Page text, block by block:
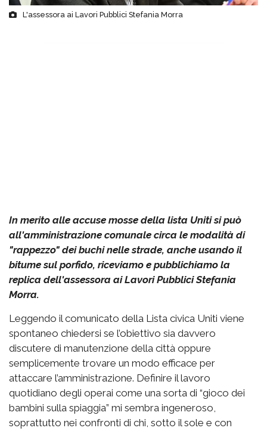
L'assessora ai Lavori Pubblici Stefania Morra
In merito alle accuse mosse della lista Uniti si può
all'amministrazione comunale circa le modalità di
"rappezzo" dei buchi nelle strade, anche usando il
bitume sul porfido, riceviamo e pubblichiamo la
replica dell'assessora ai Lavori Pubblici Stefania
Morra.
Leggendo il comunicato della Lista civica Uniti viene
spontaneo chiedersi se l’obiettivo sia davvero
discutere di manutenzione della città oppure
semplicemente trovare un modo efficace per
attaccare l’amministrazione. Definire il lavoro
quotidiano degli operai come una sorta di “gioco dei
bambini sulla spiaggia” mi sembra ingeneroso,
soprattutto nei confronti di chi, sotto il sole e con